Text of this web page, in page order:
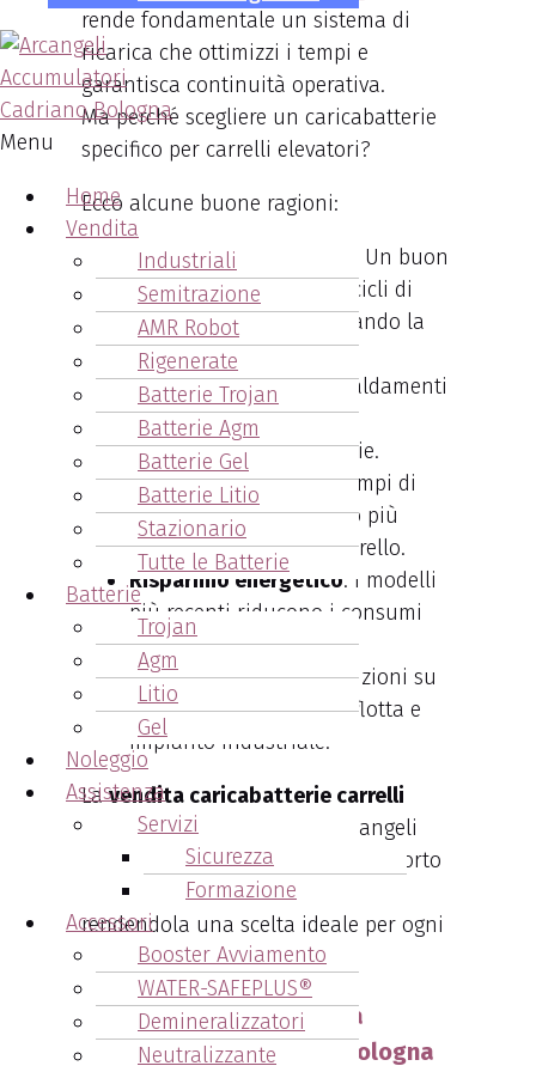
Menu
Home
Vendita
Industriali
Semitrazione
AMR Robot
Rigenerate
Batterie Trojan
Batterie Agm
Batterie Gel
Batterie Litio
Stazionario
Tutte le Batterie
Batterie
Trojan
Agm
Litio
Gel
Noleggio
Assistenza
Servizi
Sicurezza
Formazione
Accessori
Booster Avviamento
WATER-SAFEPLUS®
Demineralizzatori
Neutralizzante
rende fondamentale un sistema di
ricarica che ottimizzi i tempi e
garantisca continuità operativa.
Ma perché scegliere un caricabatterie
specifico per carrelli elevatori?
Ecco alcune buone ragioni:
Affidabilità energetica
: Un buon
caricabatterie assicura cicli di
carica ottimali, prolungando la
vita della batteria.
Sicurezza: Evita surriscaldamenti
e danni che possono
compromettere le batterie.
Efficienza operativa: Tempi di
carica ridotti significano più
tempo di utilizzo del carrello.
Risparmio energetico: I modelli
più recenti riducono i consumi
fino al 30%.
Personalizzazione: Soluzioni su
misura per ogni tipo di flotta e
impianto industriale.
Lavendita caricabatterie carrelli
elevatori Comacchio
con Arcangeli
Accumulatori include anche supporto
tecnico e assistenza post-vendita,
rendendola una scelta ideale per ogni
realtà imprenditoriale.
Vantaggi nell’acquisto da
Arcangeli Accumulatori Bologna